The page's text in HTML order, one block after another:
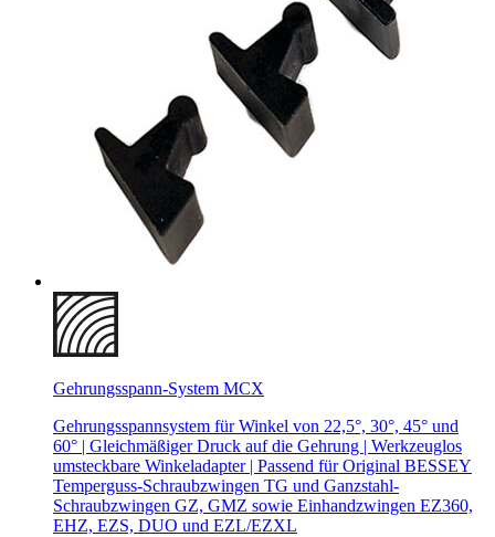
Gehrungsspann-System MCX
Gehrungsspannsystem für Winkel von 22,5°, 30°, 45° und
60° | Gleichmäßiger Druck auf die Gehrung | Werkzeuglos
umsteckbare Winkeladapter | Passend für Original BESSEY
Temperguss-Schraubzwingen TG und Ganzstahl-
Schraubzwingen GZ, GMZ sowie Einhandzwingen EZ360,
EHZ, EZS, DUO und EZL/EZXL